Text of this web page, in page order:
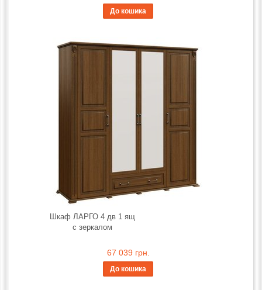
До кошика
Шкаф ЛАРГО 4 дв 1 ящ
с зеркалом
67 039 грн.
До кошика